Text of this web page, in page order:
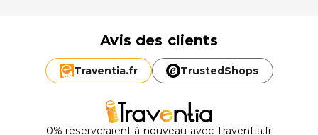
Avis des clients
Traventia.fr TrustedShops
0% réserveraient à nouveau avec Traventia.fr